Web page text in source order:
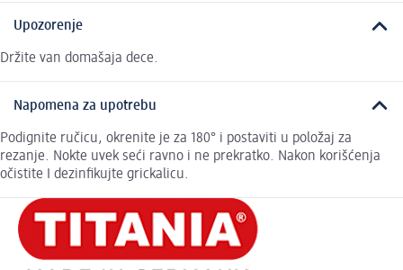
Upozorenje
Držite van domašaja dece.
Napomena za upotrebu
Podignite ručicu, okrenite je za 180° i postaviti u položaj za
rezanje. Nokte uvek seći ravno i ne prekratko. Nakon korišćenja
očistite I dezinfikujte grickalicu.